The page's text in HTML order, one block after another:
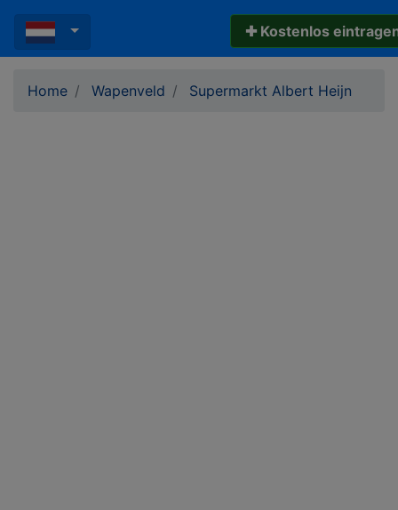
✚ Kostenlos
Home Wapenveld Supermarkt Albert Heijn